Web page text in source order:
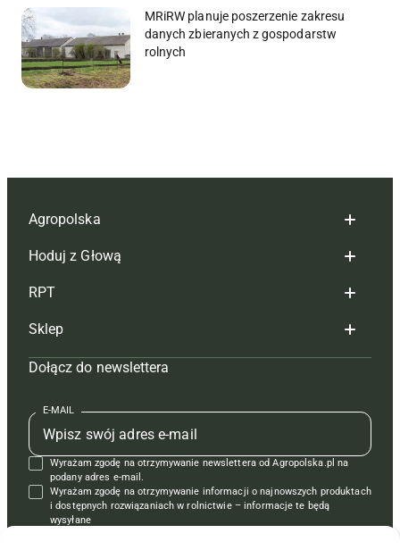
MRiRW planuje poszerzenie zakresu
danych zbieranych z gospodarstw
rolnych
Agropolska
Redakcja
Reklama
Tagi
Mapa serwisu
Kontakt
Regulamin
Polityka prywatności
Hoduj z Głową
Hoduj z głową bydło
Hoduj z głową świnie
Prenumerata
Redakcja
Kontakt
Reklama
RPT
Redakcja
Prenumerata
Reklama
Kontakt
Krzyżówki
Sklep
Czasopisma i prenumerata
Książki
Regulamin
Dołącz do newslettera
E-MAIL
Wyrażam zgodę na otrzymywanie newslettera od Agropolska.pl na
podany adres e-mail.
Wyrażam zgodę na otrzymywanie informacji o najnowszych produktach
i dostępnych rozwiązaniach w rolnictwie – informacje te będą
wysyłane